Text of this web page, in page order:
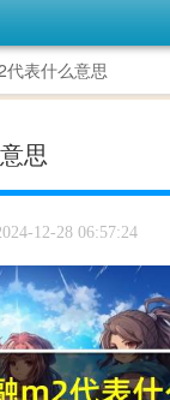
代表什么意思
思
12-28 06:57:24